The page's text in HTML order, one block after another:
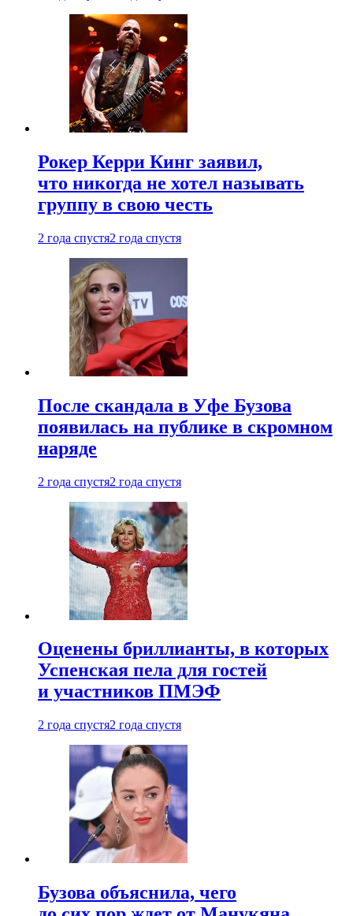
Рокер Керри Кинг заявил,
что никогда не хотел называть
группу в свою честь
2 года спустя2 года спустя
После скандала в Уфе Бузова
появилась на публике в скромном
наряде
2 года спустя2 года спустя
Оценены бриллианты, в которых
Успенская пела для гостей
и участников ПМЭФ
2 года спустя2 года спустя
Бузова объяснила, чего